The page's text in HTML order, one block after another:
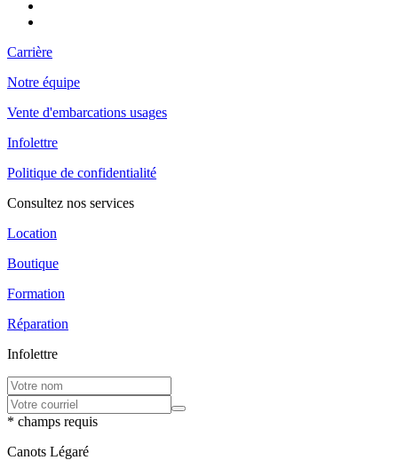
Carrière
Notre équipe
Vente d'embarcations usages
Infolettre
Politique de confidentialité
Consultez nos services
Location
Boutique
Formation
Réparation
Infolettre
* champs requis
Canots Légaré